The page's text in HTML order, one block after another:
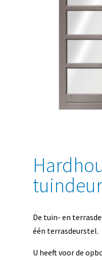
De tuin- en
één terrasdeurstel.
U heeft voor de